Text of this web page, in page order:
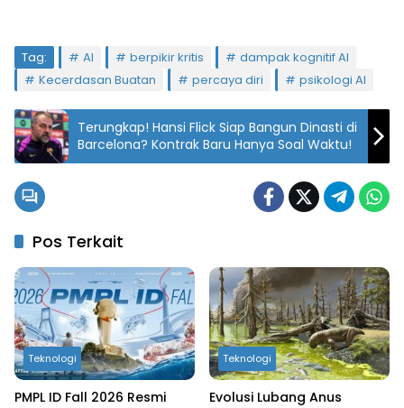
Tag: AI berpikir kritis
dampak kognitif AI
Kecerdasan Buatan
percaya diri psikologi AI
Terungkap! Hansi Flick Siap Bangun Dinasti di
Barcelona? Kontrak Baru Hanya Soal Waktu!
Pos Terkait
Teknologi
PMPL ID Fall 2026 Resmi
Teknologi
Evolusi Lubang Anus